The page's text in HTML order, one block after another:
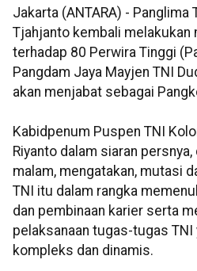
Jakarta (ANTARA) - Panglima
Tjahjanto kembali
terhadap 80 Perwira Tinggi
Pangdam Jaya Mayjen TNI
akan menjabat sebagai
Kabidpenum Puspen TNI
Riyanto dalam siaran
malam, mengatakan, mutasi
TNI itu dalam rangka
dan pembinaan karier serta
pelaksanaan tugas-tugas TNI
kompleks dan dinamis.